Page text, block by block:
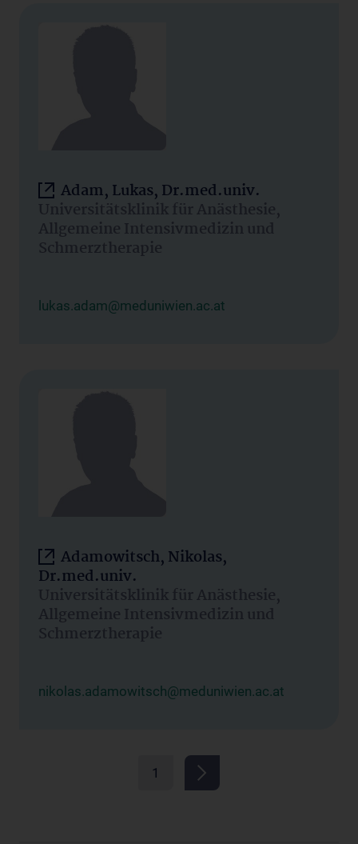
Adam, Lukas, Dr.med.univ.
Universitätsklinik für Anästhesie,
Allgemeine Intensivmedizin und
Schmerztherapie
lukas.adam@meduniwien.ac.at
Adamowitsch, Nikolas,
Dr.med.univ.
Universitätsklinik für Anästhesie,
Allgemeine Intensivmedizin und
Schmerztherapie
nikolas.adamowitsch@meduniwien.ac.at
1